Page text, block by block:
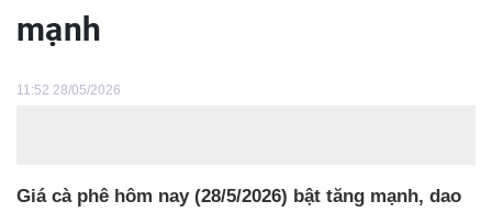
mạnh
11:52 28/05/2026
Giá cà phê hôm nay (28/5/2026) bật tăng mạnh, dao